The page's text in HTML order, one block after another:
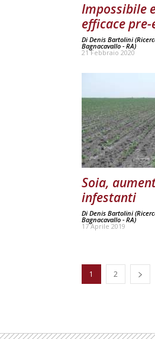
Impossibile
efficace
Di Denis Bartolini
Bagnacavallo - RA)
21 Febbraio 2020
Soia,
infestanti
Di Denis Bartolini
Bagnacavallo - RA)
17 Aprile 2019
1 2